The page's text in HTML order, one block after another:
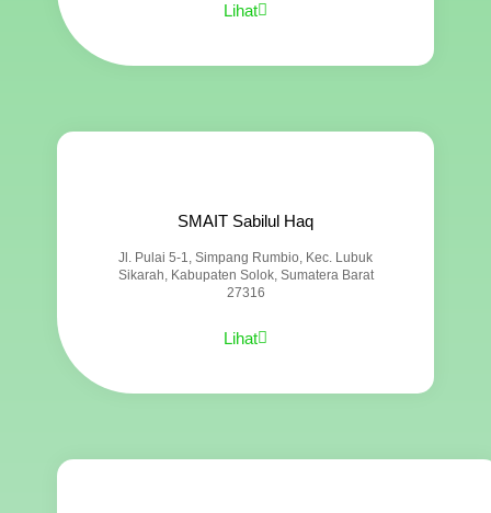
Lihat
SMAIT Sabilul Haq
Jl. Pulai 5-1, Simpang Rumbio, Kec. Lubuk
Sikarah, Kabupaten Solok, Sumatera Barat
27316
Lihat